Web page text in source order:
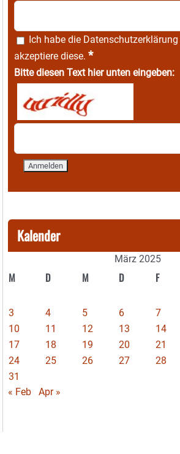
Ich habe die Datenschutzerklärung
akzeptiere diese. *
Bitte diesen Text hier unten eingeben:
Kalender
März 2025
M D M D F
3
4 5 6 7
10
11 12 13 14
17
18 19 20 21
24
25 26 27 28
31
« Feb
Apr »